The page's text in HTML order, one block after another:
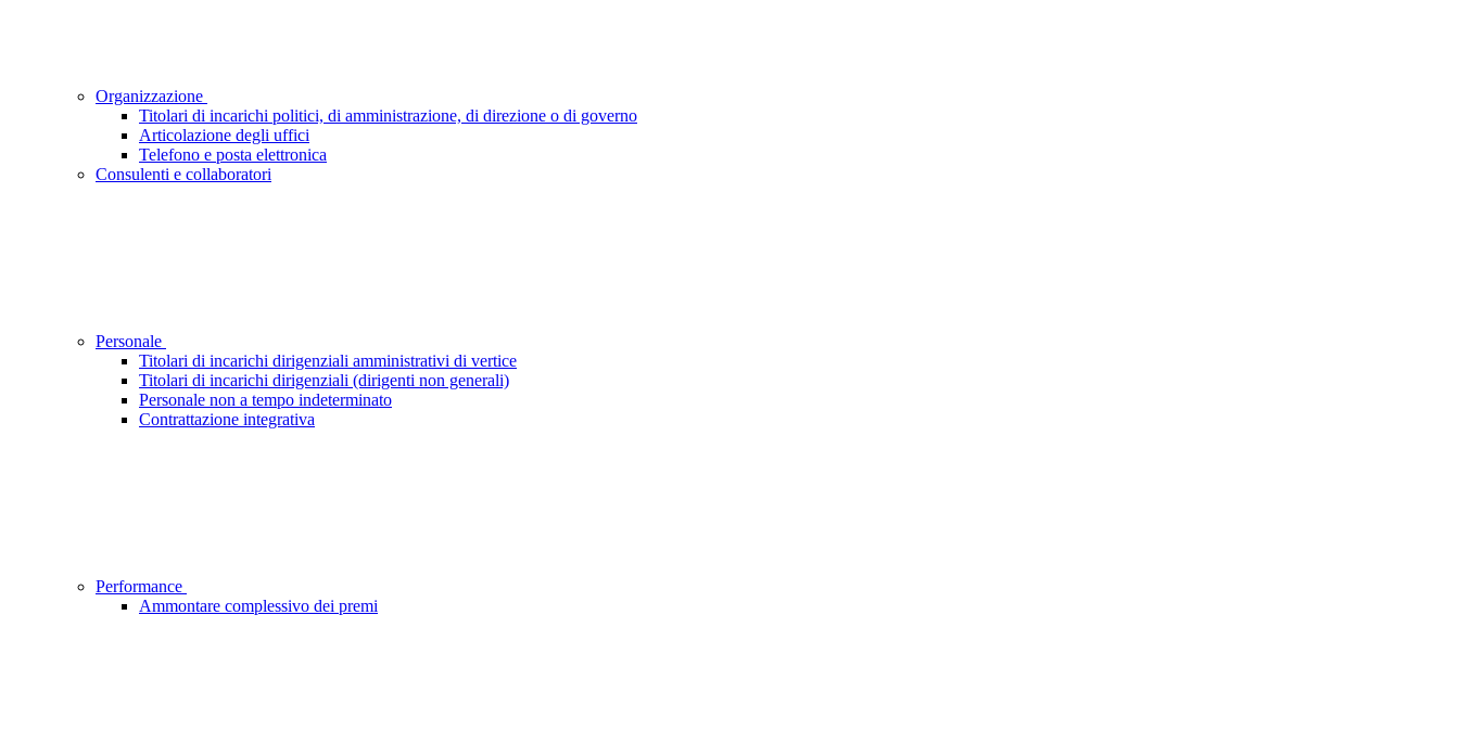
Organizzazione
Titolari di incarichi politici, di amministrazione, di direzione o di governo
Articolazione degli uffici
Telefono e posta elettronica
Consulenti e collaboratori
Personale
Titolari di incarichi dirigenziali amministrativi di vertice
Titolari di incarichi dirigenziali (dirigenti non generali)
Personale non a tempo indeterminato
Contrattazione integrativa
Performance
Ammontare complessivo dei premi